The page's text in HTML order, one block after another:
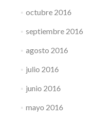
octubre 2016
septiembre 2016
agosto 2016
julio 2016
junio 2016
mayo 2016